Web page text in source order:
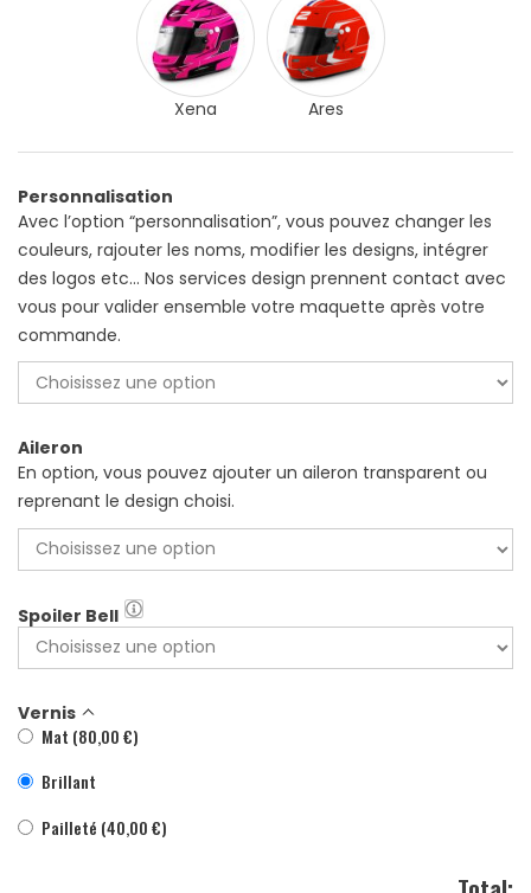
Xena Ares
Personnalisation
Avec l’option “personnalisation”, vous pouvez changer les
couleurs, rajouter les noms, modifier les designs, intégrer
des logos etc… Nos services design prennent contact avec
vous pour valider ensemble votre maquette après votre
commande.
Aileron
En option, vous pouvez ajouter un aileron transparent ou
reprenant le design choisi.
Spoiler Bell
Vernis
Mat (80,00€)
Brillant
Pailleté (40,00€)